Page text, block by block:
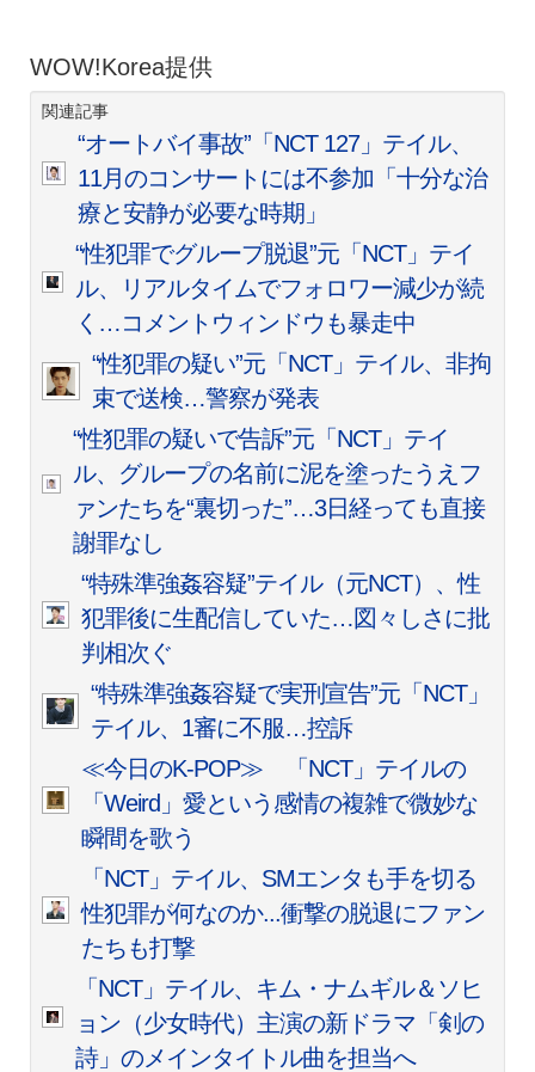
WOW!Korea提供
関連記事
“オートバイ事故”「NCT 127」テイル、
11月のコンサートには不参加「十分な治
療と安静が必要な時期」
“性犯罪でグループ脱退”元「NCT」テイ
ル、リアルタイムでフォロワー減少が続
く…コメントウィンドウも暴走中
“性犯罪の疑い”元「NCT」テイル、非拘
束で送検…警察が発表
“性犯罪の疑いで告訴”元「NCT」テイ
ル、グループの名前に泥を塗ったうえフ
ァンたちを“裏切った”…3日経っても直接
謝罪なし
“特殊準強姦容疑”テイル（元NCT）、性
犯罪後に生配信していた…図々しさに批
判相次ぐ
“特殊準強姦容疑で実刑宣告”元「NCT」
テイル、1審に不服…控訴
≪今日のK-POP≫ 「NCT」テイルの
「Weird」愛という感情の複雑で微妙な
瞬間を歌う
「NCT」テイル、SMエンタも手を切る
性犯罪が何なのか...衝撃の脱退にファン
たちも打撃
「NCT」テイル、キム・ナムギル＆ソヒ
ョン（少女時代）主演の新ドラマ「剣の
詩」のメインタイトル曲を担当へ